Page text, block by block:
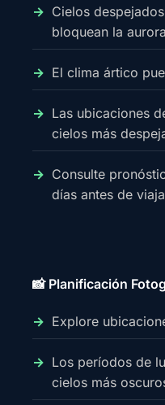
Cielos
bloquean la aurora
El clima ártico
Las ubicaciones
cielos más
Consulte
días antes de
📸 Planificación
Explore
Los períodos de
cielos más